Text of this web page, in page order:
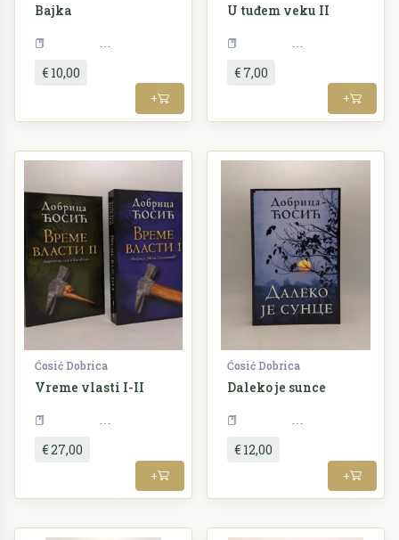
Bajka
€ 10,00
+
U tuđem veku II
€ 7,00
+
Ćosić Dobrica
Vreme vlasti I-II
€ 27,00
+
Ćosić Dobrica
Daleko je sunce
€ 12,00
+